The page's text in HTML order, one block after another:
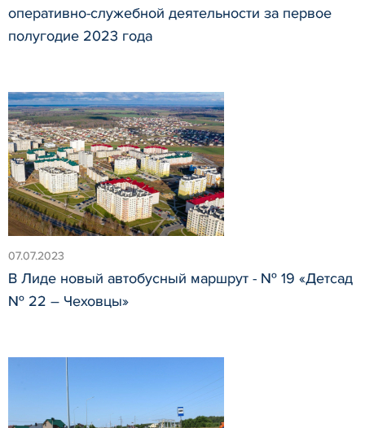
оперативно-служебной деятельности за первое
полугодие 2023 года
07.07.2023
В Лиде новый автобусный маршрут - № 19 «Детсад
№ 22 – Чеховцы»